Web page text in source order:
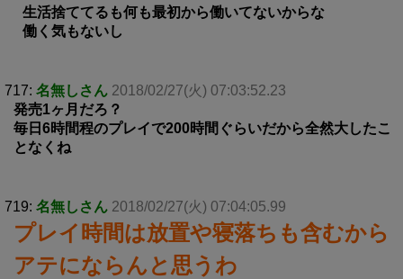
生活捨ててるも何も最初から働いてないからな
働く気もないし
717: 名無しさん 2018/02/27(火) 07:03:52.23
発売1ヶ月だろ？
毎日6時間程のプレイで200時間ぐらいだから全然大したこ
となくね
719: 名無しさん 2018/02/27(火) 07:04:05.99
プレイ時間は放置や寝落ちも含むから
アテにならんと思うわ